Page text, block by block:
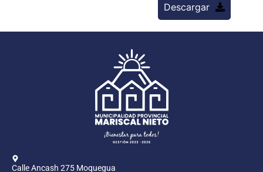
Descargar
Calle Ancash 275 Moquegua